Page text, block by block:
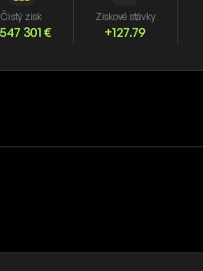
Čistý zisk
301 €
Ziskové stávky
+127.79